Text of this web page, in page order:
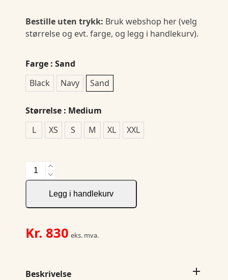
Bestille uten trykk: Bruk webshop her (velg
størrelse og evt. farge, og legg i handlekurv).
Farge : Sand
Black
Navy Sand
Størrelse : Medium
L
XS S M XL XXL
Anzac
Lady
Hood
Legg i handlekurv
Kr. 830 eks. mva.
Beskrivelse